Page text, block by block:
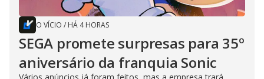
O VÍCIO / HÁ 4 HORAS
SEGA promete surpresas para 35º
aniversário da franquia Sonic